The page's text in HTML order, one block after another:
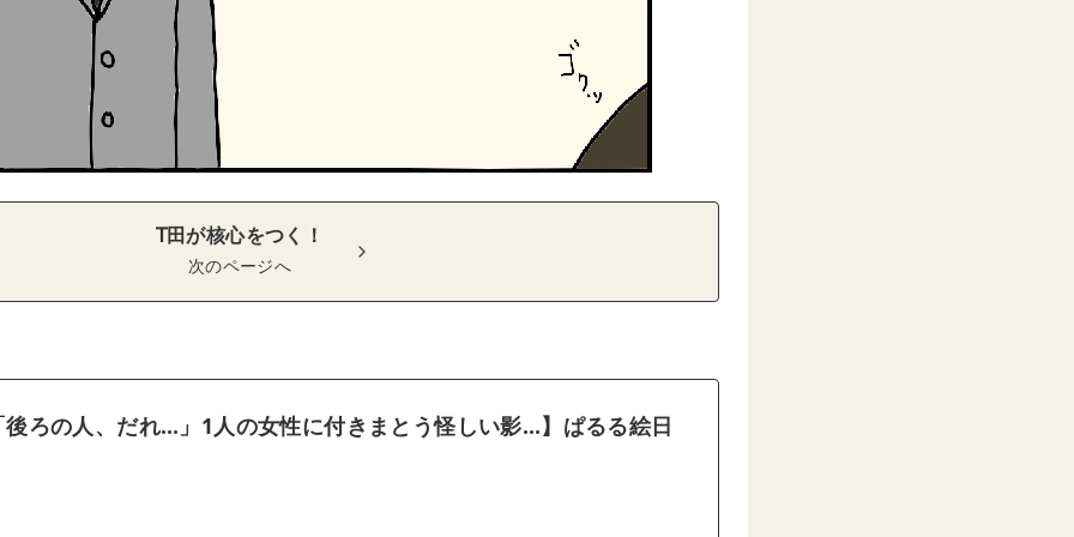
T田が核心をつく！
次のページへ
後ろの人、だれ…」1人の女性に付きまとう怪しい影…】ぱるる絵日